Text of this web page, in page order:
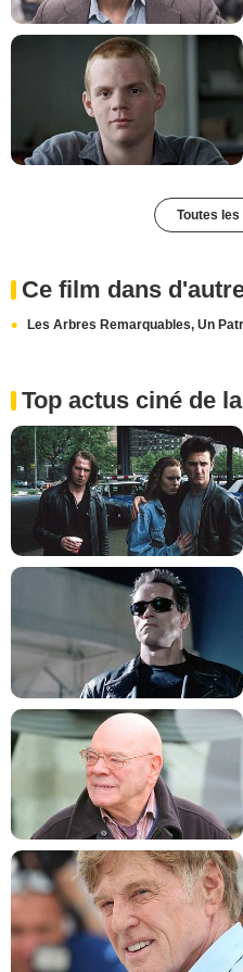
Toutes
Ce film dans
Les Arbres Remarquables, Un
Top actus ciné de